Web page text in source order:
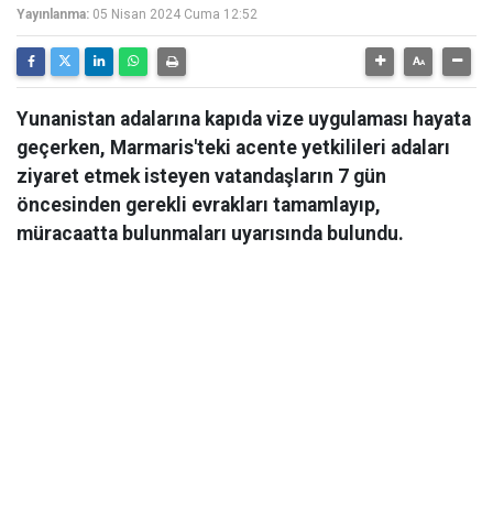
Yayınlanma: 05 Nisan 2024 Cuma 12:52
Yunanistan adalarına kapıda vize uygulaması hayata
geçerken, Marmaris'teki acente yetkilileri adaları
ziyaret etmek isteyen vatandaşların 7 gün
öncesinden gerekli evrakları tamamlayıp,
müracaatta bulunmaları uyarısında bulundu.